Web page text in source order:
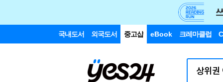
국내도서 외국도서 중고샵 eBook 크레마클럽